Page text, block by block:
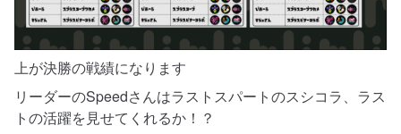
上が決勝の戦績になります
リーダーのSpeedさんはラストスパートのスシコラ、ラス
トの活躍を見せてくれるか！？